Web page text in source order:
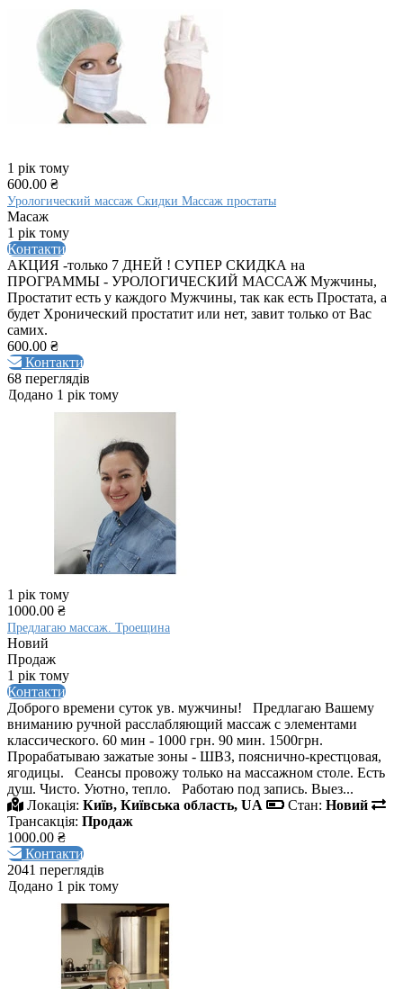
1 рік тому
600.00 ₴
Урологический массаж Скидки Массаж простаты
Масаж
1 рік тому
Контакти
АКЦИЯ -только 7 ДНЕЙ ! СУПЕР СКИДКА на
ПРОГРАММЫ - УРОЛОГИЧЕСКИЙ МАССАЖ Мужчины,
Простатит есть у каждого Мужчины, так как есть Простата, а
будет Хронический простатит или нет, завит только от Вас
самих.
600.00 ₴
Контакти
68 переглядів
Додано 1 рік тому
1 рік тому
1000.00 ₴
Предлагаю массаж. Троещина
Новий
Продаж
1 рік тому
Контакти
Доброго времени суток ув. мужчины! Предлагаю Вашему
вниманию ручной расслабляющий массаж с элементами
классического. 60 мин - 1000 грн. 90 мин. 1500грн.
Прорабатываю зажатые зоны - ШВЗ, пояснично-крестцовая,
ягодицы. Сеансы провожу только на массажном столе. Есть
душ. Чисто. Уютно, тепло. Работаю под запись. Выез...
Локація: Київ, Київська область, UA Стан: Новий
Трансакція: Продаж
1000.00 ₴
Контакти
2041 переглядів
Додано 1 рік тому